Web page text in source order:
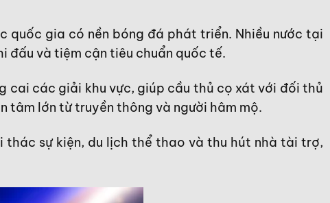
quốc gia có nền bóng đá phát triển. Nhiều nước tại
đấu và tiệm cận tiêu chuẩn quốc tế.
cai các giải khu vực, giúp cầu thủ cọ xát với đối thủ
tâm lớn từ truyền thông và người hâm mộ.
sự kiện, du lịch thể thao và thu hút nhà tài trợ,